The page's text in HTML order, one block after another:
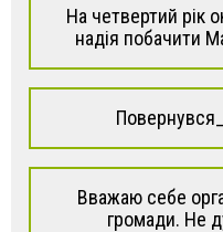
На четвертий рік
надія побачити
Вважаю себе
громади. Не